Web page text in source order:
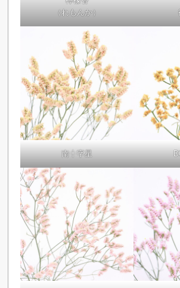
（れもんか）
南十字星